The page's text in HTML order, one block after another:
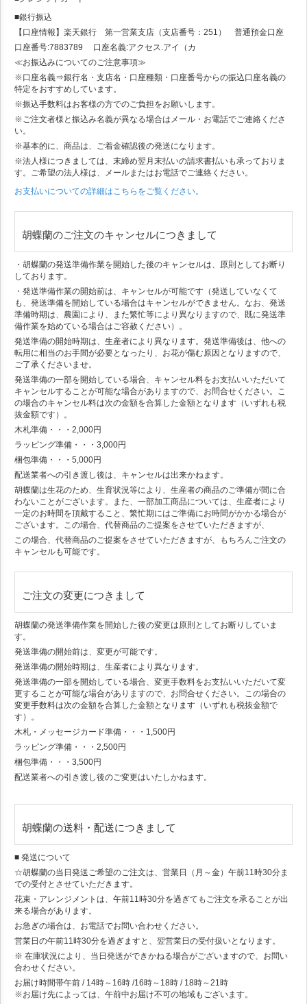
■銀行振込
【口座情報】楽天銀行 第一営業支店（支店番号：251） 普通預金口座
口座番号:7883789 口座名義:アクセス.アイ（カ
≪お振込みについてのご注意事項≫
※口座名義⇒銀行名・支店名・口座種類・口座番号からの振込口座名義の
特定をおすすめしています。
※振込手数料はお客様の方でのご負担をお願いします。
※ご注文者様と振込み名義が異なる場合はメール・お電話でご連絡くださ
い。
※基本的に、商品は、ご着金確認後の発送になります。
※法人様につきましては、末締め翌月末払いの請求書払いも承っておりま
す。ご希望の法人様は、メールまたはお電話でご連絡ください。
お支払いについての詳細はこちらをご覧ください。
胡蝶蘭のご注文のキャンセルにつきまして
・胡蝶蘭の発送準備作業を開始した後のキャンセルは、原則としてお断り
しております。
・発送準備作業の開始前は、キャンセルが可能です（発送していなくて
も、発送準備を開始している場合はキャンセルができません。なお、発送
準備時期は、農園により、また繁忙等により異なりますので、既に発送準
備作業を始めている場合はご容赦ください）。
発送準備の開始時期は、生産者により異なります。発送準備後は、他への
転用に相当のお手間が必要となったり、お花が傷む原因となりますので、
ご了承くださいませ。
発送準備の一部を開始している場合、キャンセル料をお支払いいただいて
キャンセルすることが可能な場合がありますので、お問合せください。こ
の場合のキャンセル料は次の金額を合算した金額となります（いずれも税
抜金額です）。
木札準備・・・2,000円
ラッピング準備・・・3,000円
梱包準備・・・5,000円
配送業者への引き渡し後は、キャンセルは出来かねます。
胡蝶蘭は生花のため、生育状況等により、生産者の商品のご準備が間に合
わないことがございます。また、一部加工商品については、生産者により
一定のお時間を頂戴すること、繁忙期にはご準備にお時間がかかる場合が
ございます。この場合、代替商品のご提案をさせていただきますが、
この場合、代替商品のご提案をさせていただきますが、もちろんご注文の
キャンセルも可能です。
ご注文の変更につきまして
胡蝶蘭の発送準備作業を開始した後の変更は原則としてお断りしていま
す。
発送準備の開始前は、変更が可能です。
発送準備の開始時期は、生産者により異なります。
発送準備の一部を開始している場合、変更手数料をお支払いいただいて変
更することが可能な場合がありますので、お問合せください。この場合の
変更手数料は次の金額を合算した金額となります（いずれも税抜金額で
す）。
木札・メッセージカード準備・・・1,500円
ラッピング準備・・・2,500円
梱包準備・・・3,500円
配送業者への引き渡し後のご変更はいたしかねます。
胡蝶蘭の送料・配送につきまして
■ 発送について
☆胡蝶蘭の当日発送ご希望のご注文は、営業日（月～金）午前11時30分ま
での受付とさせていただきます。
花束・アレンジメントは、午前11時30分を過ぎてもご注文を承ることが出
来る場合があります。
お急ぎの場合は、お電話でお問い合わせください。
営業日の午前11時30分を過ぎますと、翌営業日の受付扱いとなります。
※ 在庫状況により、当日発送ができかねる場合がございますので、お問い
合わせください。
お届け時間帯午前 / 14時～16時 /16時～18時 / 18時～21時
※お届け先によっては、午前中お届け不可の地域もございます。